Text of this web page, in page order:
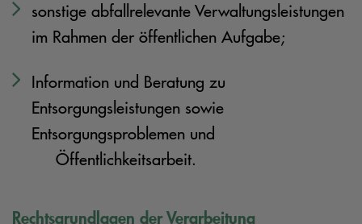
sonstige abfallrelevante Verwaltungsleistungen
im Rahmen der öffentlichen Aufgabe;
Information und Beratung zu
Entsorgungsleistungen sowie
Entsorgungsproblemen und
Öffentlichkeitsarbeit.
Rechtsgrundlagen der Verarbeitung